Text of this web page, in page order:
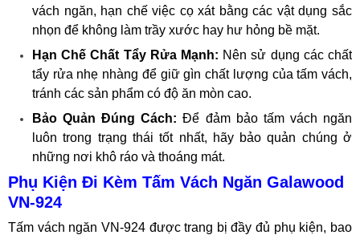
vách ngăn, hạn chế việc cọ xát bằng các vật dụng sắc
nhọn để không làm trầy xước hay hư hỏng bề mặt.
Hạn Chế Chất Tẩy Rửa Mạnh: Nên sử dụng các chất
tẩy rửa nhẹ nhàng để giữ gìn chất lượng của tấm vách,
tránh các sản phẩm có độ ăn mòn cao.
Bảo Quản Đúng Cách: Để đảm bảo tấm vách ngăn
luôn trong trạng thái tốt nhất, hãy bảo quản chúng ở
những nơi khô ráo và thoáng mát.
Phụ Kiện Đi Kèm Tấm Vách Ngăn Galawood
VN-924
Tấm vách ngăn VN-924 được trang bị đầy đủ phụ kiện, bao